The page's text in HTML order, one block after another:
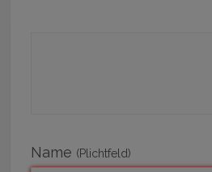
Name (Plichtfeld)